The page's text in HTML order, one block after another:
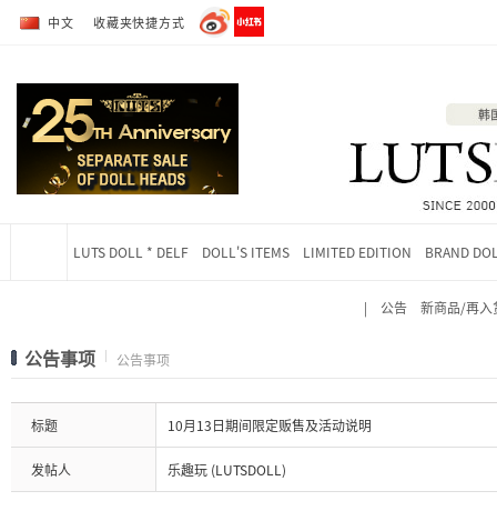
中文 收藏夹快捷方式
LUTS DOLL * DELF DOLL'S ITEMS LIMITED EDITION BRAND
| 公告 新商品/再入
公告事项 公告事项
标题 10月13日期间限定贩售及活动说明
发帖人 乐趣玩 (LUTSDOLL)